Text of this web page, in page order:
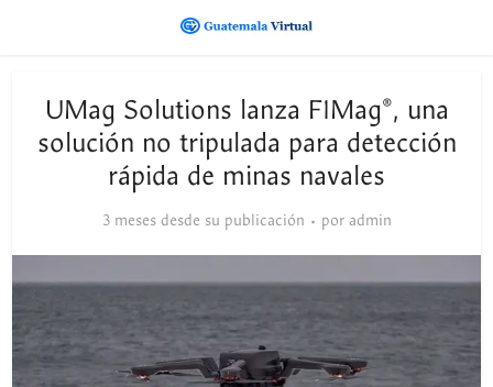
UMag Solutions lanza F1Mag®, una
solución no tripulada para detección
rápida de minas navales
3 meses desde su publicación por admin